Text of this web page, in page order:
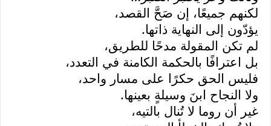
لكنهم جميعًا، إن صَحَّ القصد،
يؤدّون إلى النهاية ذاتها.
لم تكن المقولة مدحًا للطريق،
بل اعترافًا بالحكمة الكامنة في التعدد،
فليس الحق حكرًا على مسار واحد،
ولا النجاح ابنَ وسيلةٍ بعينها.
غير أن روما لا تُنال بالتيه،